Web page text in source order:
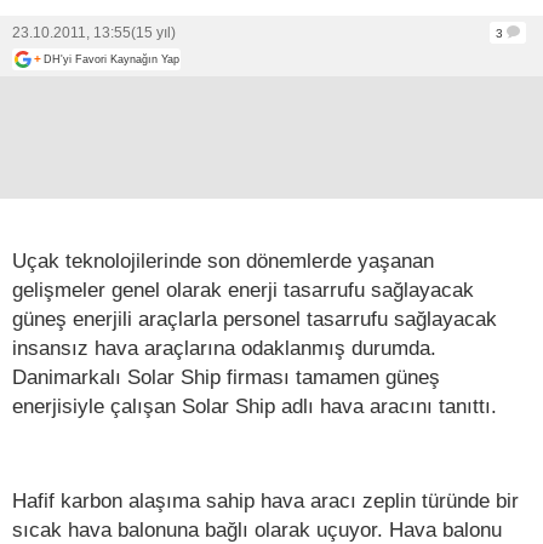
23.10.2011, 13:55(15 yıl)
3
+ DH'yi Favori Kaynağın Yap
Uçak teknolojilerinde son dönemlerde yaşanan
gelişmeler genel olarak enerji tasarrufu sağlayacak
güneş enerjili araçlarla personel tasarrufu sağlayacak
insansız hava araçlarına odaklanmış durumda.
Danimarkalı Solar Ship firması tamamen güneş
enerjisiyle çalışan Solar Ship adlı hava aracını tanıttı.
Hafif karbon alaşıma sahip hava aracı zeplin türünde bir
sıcak hava balonuna bağlı olarak uçuyor. Hava balonu